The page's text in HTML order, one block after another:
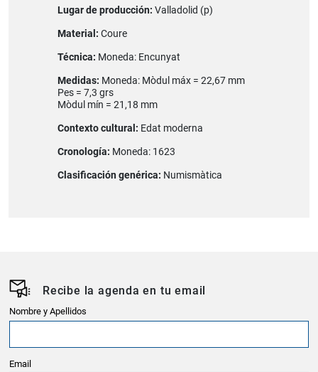
Lugar de producción: Valladolid (p)
Material: Coure
Técnica: Moneda: Encunyat
Medidas: Moneda: Mòdul máx = 22,67 mm
Pes = 7,3 grs
Mòdul mín = 21,18 mm
Contexto cultural: Edat moderna
Cronología: Moneda: 1623
Clasificación genérica: Numismàtica
Recibe la agenda en tu email
Nombre y Apellidos
Email